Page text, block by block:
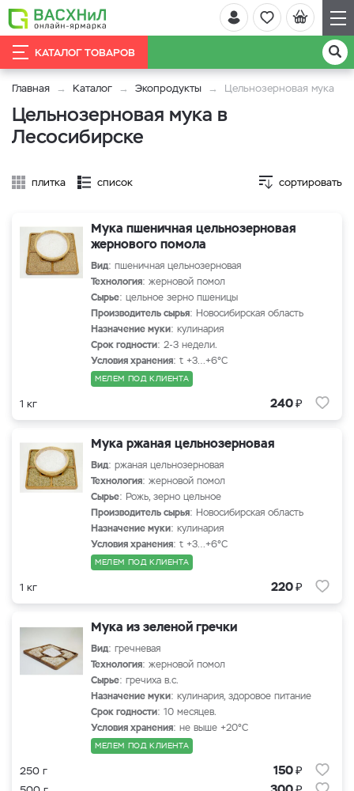
КАТАЛОГ ТОВАРОВ
Главная Каталог Экопродукты Цельнозерновая мука
Цельнозерновая мука в
Лесосибирске
плитка список сортировать
Мука пшеничная цельнозерновая
жернового помола
Вид: пшеничная цельнозерновая
Технология: жерновой помол
Сырье: цельное зерно пшеницы
Производитель сырья: Новосибирская область
Назначение муки: кулинария
Срок годности: 2-3 недели.
Условия хранения: t +3…+6°С
МЕЛЕМ ПОД КЛИЕНТА
1 кг 240₽
Мука ржаная цельнозерновая
Вид: ржаная цельнозерновая
Технология: жерновой помол
Сырье: Рожь, зерно цельное
Производитель сырья: Новосибирская область
Назначение муки: кулинария
Условия хранения: t +3…+6°С
МЕЛЕМ ПОД КЛИЕНТА
1 кг 220₽
Мука из зеленой гречки
Вид: гречневая
Технология: жерновой помол
Сырье: гречиха в.с.
Назначение муки: кулинария, здоровое питание
Срок годности: 10 месяцев.
Условия хранения: не выше +20°С
МЕЛЕМ ПОД КЛИЕНТА
250 г 150₽